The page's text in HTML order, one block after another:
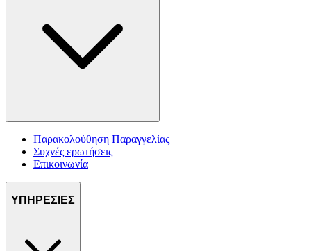
Παρακολούθηση Παραγγελίας
Συχνές ερωτήσεις
Επικοινωνία
ΥΠΗΡΕΣΙΕΣ